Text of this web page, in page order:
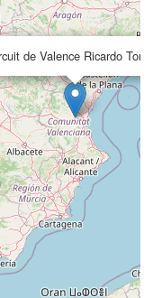
de Valence Ricardo